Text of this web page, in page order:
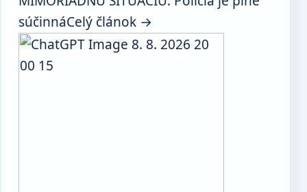
súčinnáCelý článok →